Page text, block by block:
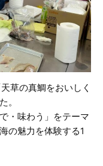
草の真鯛をおいしく
。
・味わう」をテーマ
の魅力を体験する1